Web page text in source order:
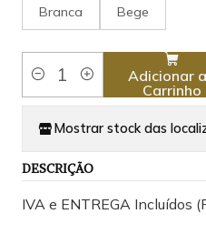
Branca Bege
Quantidade
Adicionar
Carrinho
Mostrar stock das
DESCRIÇÃO
IVA e ENTREGA Incluídos